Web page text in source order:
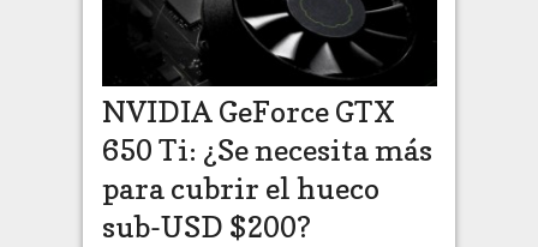
NVIDIA GeForce GTX
650 Ti: ¿Se necesita más
para cubrir el hueco
sub-USD $200?